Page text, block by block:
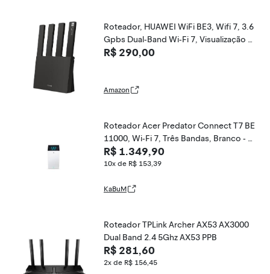
Roteador, HUAWEI WiFi BE3, Wifi 7, 3.6
Gpbs Dual-Band Wi-Fi 7, Visualização d
e Diagnóstico, Controle Parental, Preto
R$ 290,00
Amazon
Roteador Acer Predator Connect T7 BE
11000, Wi-Fi 7, Três Bandas, Branco - F
F.G2RTA.007
R$ 1.349,90
10x de R$ 153,39
KaBuM
Roteador TPLink Archer AX53 AX3000
Dual Band 2.4 5Ghz AX53 PPB
R$ 281,60
2x de R$ 156,45